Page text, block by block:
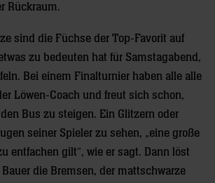
Rückraum.
sind die Füchse der Top-Favorit auf
zu bedeuten hat für Samstagabend,
Bei einem Finalturnier haben alle alle
Löwen-Coach und freut sich schon,
Bus zu steigen. Ein Glitzern oder
seiner Spieler zu sehen, „eine große
entfachen gilt“, wie er sagt. Dann löst
Bauer die Bremsen, der mattschwarze